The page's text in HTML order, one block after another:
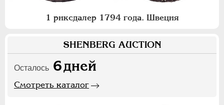
1 риксдалер 1794 года. Швеция
SHENBERG AUCTION
Осталось 6дней
Смотреть каталог